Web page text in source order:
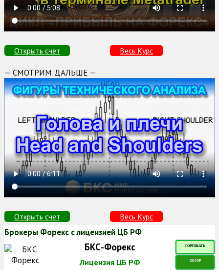
Открыть счет Весь Курс
— СМОТРИМ ДАЛЬШЕ —
Открыть счет Весь Курс
Брокеры Форекс с лицензией ЦБ РФ
БКС-Форекс ТОРГОВАТЬ
Лицензия ЦБ РФ ОБЗОР